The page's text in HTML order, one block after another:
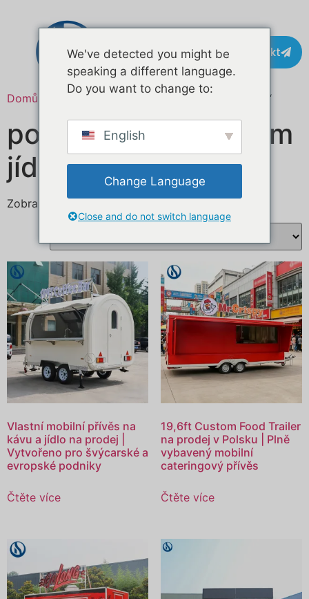
Kontakt
Domů / Produkty se štítkem „street food business“
podnikání s pouličním
jídlem
Zobrazeno 1. – 16. z 20 výsledků
Vlastní mobilní přívěs na
kávu a jídlo na prodej |
Vytvořeno pro švýcarské a
evropské podniky
Čtěte více
19,6ft Custom Food Trailer
na prodej v Polsku | Plně
vybavený mobilní
cateringový přívěs
Čtěte více
We've detected you might be
speaking a different language.
Do you want to change to:
English
Change Language
Close and do not switch language